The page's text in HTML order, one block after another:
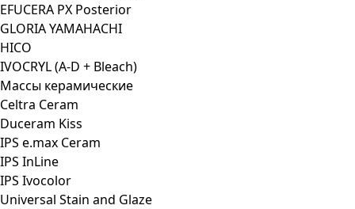
EFUCERA PX Posterior
GLORIA YAMAHACHI
HICO
IVOCRYL (A-D + Bleach)
Массы керамические
Celtra Ceram
Duceram Kiss
IPS e.max Ceram
IPS InLine
IPS Ivocolor
Universal Stain and Glaze